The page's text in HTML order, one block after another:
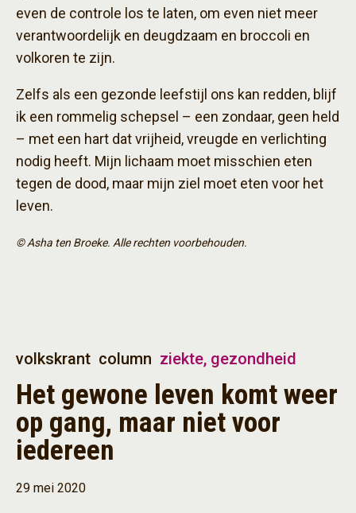
even de controle los te laten, om even niet meer
verantwoordelijk en deugdzaam en broccoli en
volkoren te zijn.
Zelfs als een gezonde leefstijl ons kan redden, blijf
ik een rommelig schepsel – een zondaar, geen held
– met een hart dat vrijheid, vreugde en verlichting
nodig heeft. Mijn lichaam moet misschien eten
tegen de dood, maar mijn ziel moet eten voor het
leven.
© Asha ten Broeke. Alle rechten voorbehouden.
volkskrant column ziekte, gezondheid
Het gewone leven komt weer
op gang, maar niet voor
iedereen
29 mei 2020